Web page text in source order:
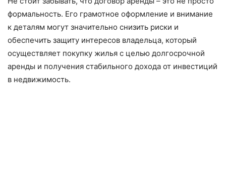
формальность. Его грамотное оформление и внимание
к деталям могут значительно снизить риски и
обеспечить защиту интересов владельца, который
осуществляет покупку жилья с целью долгосрочной
аренды и получения стабильного дохода от инвестиций
в недвижимость.